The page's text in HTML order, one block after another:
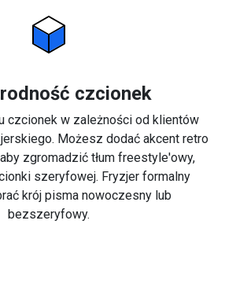
czcionek
czcionek w zależności od klientów
Możesz dodać akcent retro
zgromadzić tłum freestyle'owy,
szeryfowej. Fryzjer formalny
krój pisma nowoczesny lub
bezszeryfowy.